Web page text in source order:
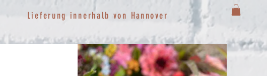
Lieferung innerhalb von Hannover